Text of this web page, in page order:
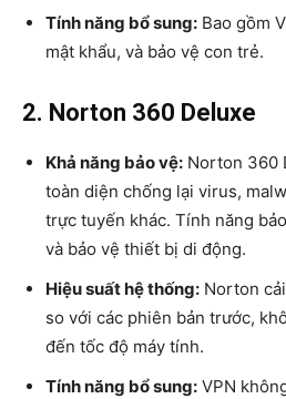
Tính năng bổ sung: Bao gồm
mật khẩu, và bảo vệ con trẻ.
2. Norton 360 Deluxe
Khả năng bảo vệ: Norton 360
toàn diện chống lại virus,
trực tuyến khác. Tính năng
và bảo vệ thiết bị di động.
Hiệu suất hệ thống: Norton
so với các phiên bản trước,
đến tốc độ máy tính.
Tính năng bổ sung: VPN